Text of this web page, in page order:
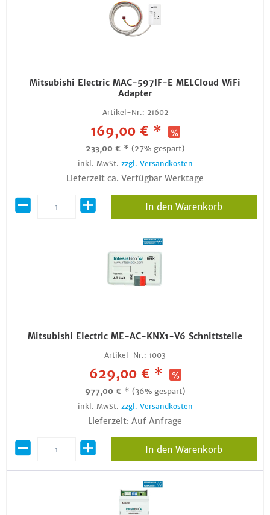
Mitsubishi Electric MAC-597IF-E MELCloud WiFi
Adapter
Artikel-Nr.: 21602
169,00 € *
233,00 € * (27% gespart)
inkl. MwSt. zzgl. Versandkosten
Lieferzeit ca. Verfügbar Werktage
In den Warenkorb
Mitsubishi Electric ME-AC-KNX1-V6 Schnittstelle
Artikel-Nr.: 1003
629,00 € *
977,00 € * (36% gespart)
inkl. MwSt. zzgl. Versandkosten
Lieferzeit: Auf Anfrage
In den Warenkorb